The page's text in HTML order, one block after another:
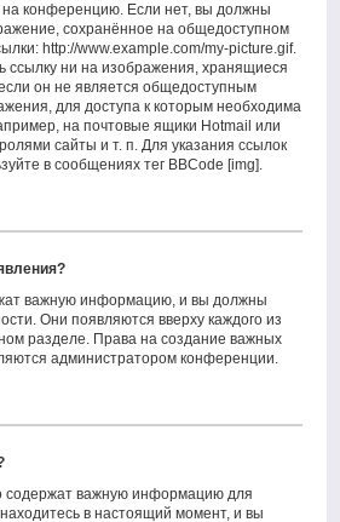
на конференцию. Если нет, вы должны
сохранённое на общедоступном
http://www.example.com/my-picture.gif.
ссылку ни на изображения, хранящиеся
он не является общедоступным
для доступа к которым необходима
на почтовые ящики Hotmail или
сайты и т. п. Для указания ссылок
в сообщениях тег BBCode [img].
важную информацию, и вы должны
Они появляются вверху каждого из
разделе. Права на создание важных
администратором конференции.
содержат важную информацию для
в настоящий момент, и вы